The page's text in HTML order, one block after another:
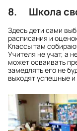
8. Школа
Здесь дети сами
расписания и
Классы там
Учителя не учат, а
может осваивать
замедлять его не
выходят успешные